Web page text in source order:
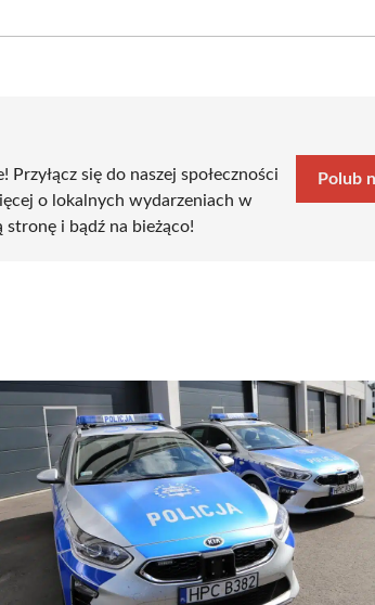
się do naszej społeczności
o lokalnych wydarzeniach w
i bądź na bieżąco!
Polub